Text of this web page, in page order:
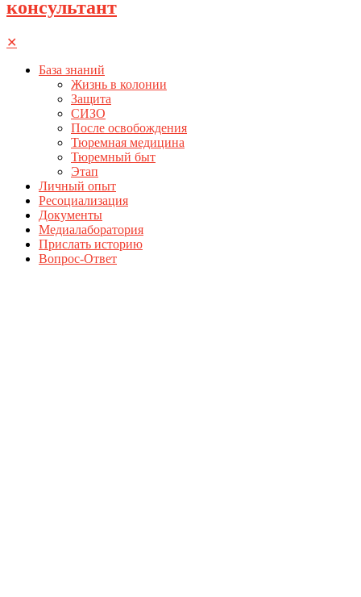
консультант
✕
База знаний
Жизнь в колонии
Защита
СИЗО
После освобождения
Тюремная медицина
Тюремный быт
Этап
Личный опыт
Ресоциализация
Документы
Медиалаборатория
Прислать историю
Вопрос-Ответ